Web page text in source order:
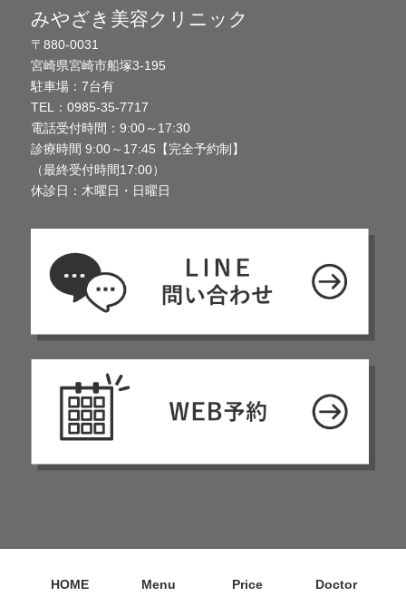
みやざき美容クリニック
〒880-0031
宮崎県宮崎市船塚3-195
駐車場：7台有
TEL：0985-35-7717
電話受付時間：9:00～17:30
診療時間 9:00～17:45【完全予約制】
（最終受付時間17:00）
休診日：木曜日・日曜日
HOME Menu Price Doctor